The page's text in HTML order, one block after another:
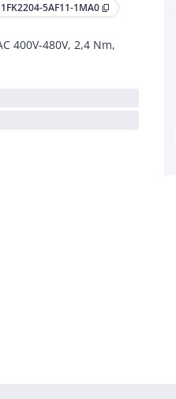
1FK2204-5AF11-1MA0 content_copy
400V-480V, 2,4 Nm,